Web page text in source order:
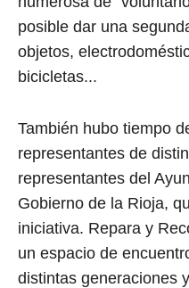
posible dar una
objetos,
bicicletas...
También hubo tiempo
representantes de
representantes del
Gobierno de la Rioja,
iniciativa. Repara y
un espacio de
distintas generaciones